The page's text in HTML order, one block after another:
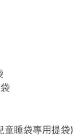
童睡袋專用提袋)